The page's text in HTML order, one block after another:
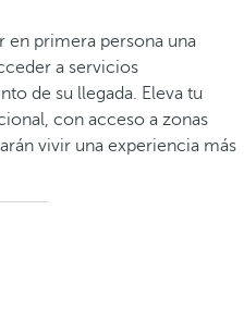
en primera persona una
a servicios
de su llegada. Eleva tu
con acceso a zonas
vivir una experiencia más